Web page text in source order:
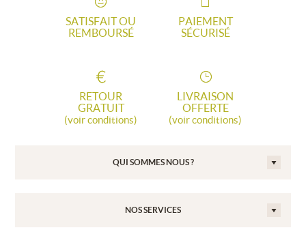
SATISFAIT OU
REMBOURSÉ
PAIEMENT
SÉCURISÉ
RETOUR
GRATUIT
(voir conditions)
LIVRAISON
OFFERTE
(voir conditions)
QUI SOMMES NOUS ?
NOS SERVICES